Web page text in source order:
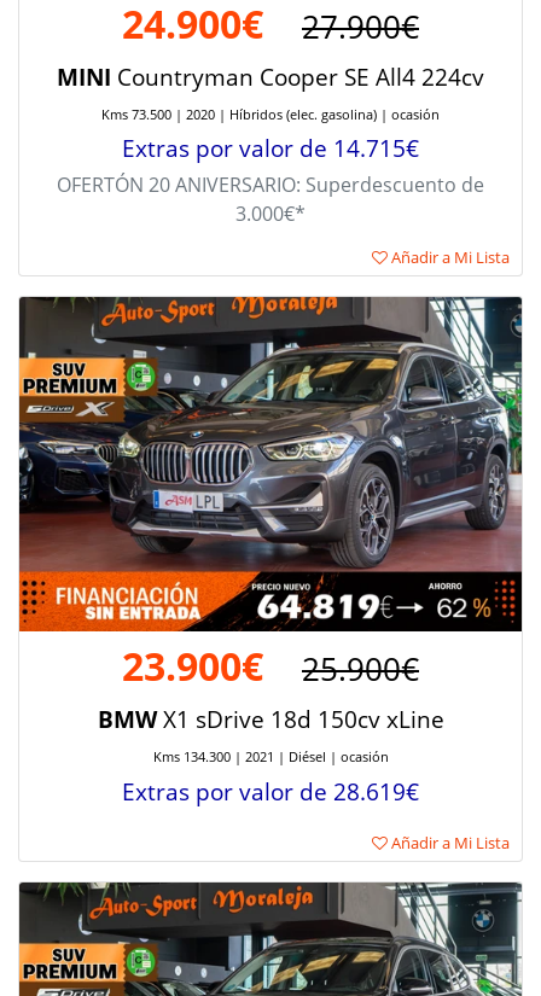
24.900€ 27.900€
MINI Countryman Cooper SE All4 224cv
Kms 73.500 | 2020 | Híbridos (elec. gasolina) | ocasión
Extras por valor de 14.715€
OFERTÓN 20 ANIVERSARIO: Superdescuento de
3.000€*
Añadir a Mi Lista
23.900€ 25.900€
BMWX1 sDrive 18d 150cv xLine
Kms 134.300 | 2021 | Diésel | ocasión
Extras por valor de 28.619€
Añadir a Mi Lista